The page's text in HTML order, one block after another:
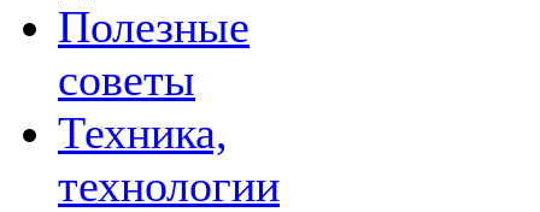
Полезные
советы
Техника,
технологии